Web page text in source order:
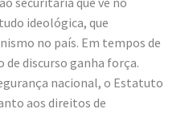
ideológica, que
no país. Em tempos de
discurso ganha força.
nacional, o Estatuto
aos direitos de